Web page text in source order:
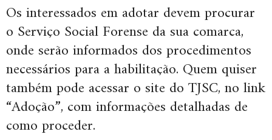
Os interessados em adotar devem procurar
o Serviço Social Forense da sua comarca,
onde serão informados dos procedimentos
necessários para a habilitação. Quem quiser
também pode acessar o site do TJSC, no link
“Adoção”, com informações detalhadas de
como proceder.